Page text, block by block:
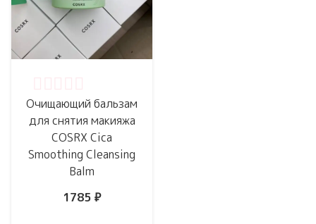
Очищающий бальзам
для снятия макияжа
COSRX Cica
Smoothing Cleansing
Balm
1785 ₽